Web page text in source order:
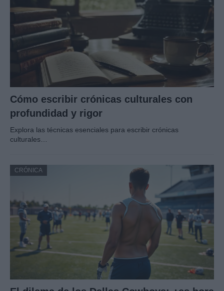
Cómo escribir crónicas culturales con
profundidad y rigor
Explora las técnicas esenciales para escribir crónicas
culturales…
CRÓNICA